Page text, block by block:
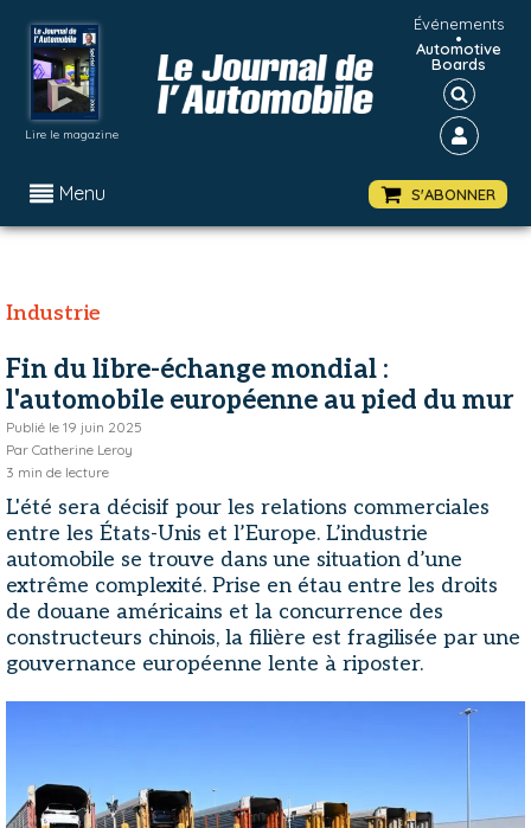
Lire le magazine
Événements
•
Automotive
Boards
Menu S'ABONNER
Industrie
Fin du libre-échange mondial :
l'automobile européenne au pied du mur
Publié le 19 juin 2025
Par Catherine Leroy
3 min de lecture
L'été sera décisif pour les relations commerciales
entre les États-Unis et l’Europe. L’industrie
automobile se trouve dans une situation d’une
extrême complexité. Prise en étau entre les droits
de douane américains et la concurrence des
constructeurs chinois, la filière est fragilisée par une
gouvernance européenne lente à riposter.